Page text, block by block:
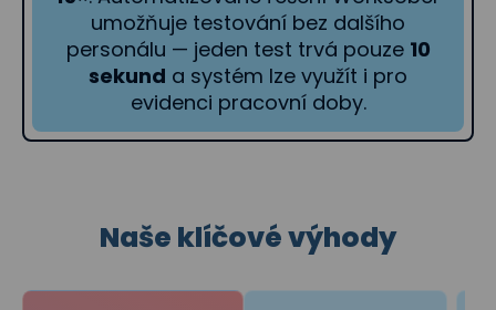
umožňuje testování bez dalšího
personálu — jeden test trvá pouze 10
sekund a systém lze využít i pro
evidenci pracovní doby.
Naše klíčové výhody